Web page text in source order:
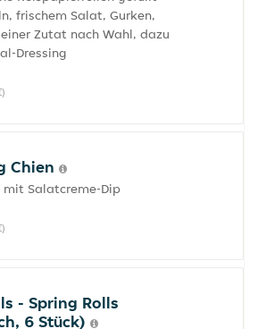
frischem Salat, Gurken,
Zutat nach Wahl, dazu
Dressing
Chien
Salatcreme-Dip
- Spring Rolls
6 Stück)